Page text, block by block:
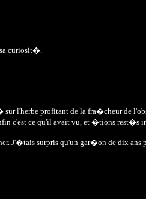
curiosit�.
l'herbe profitant de la fra�cheur de
c'est ce qu'il avait vu, et �tions rest�s
J'�tais surpris qu'un gar�on de dix ans